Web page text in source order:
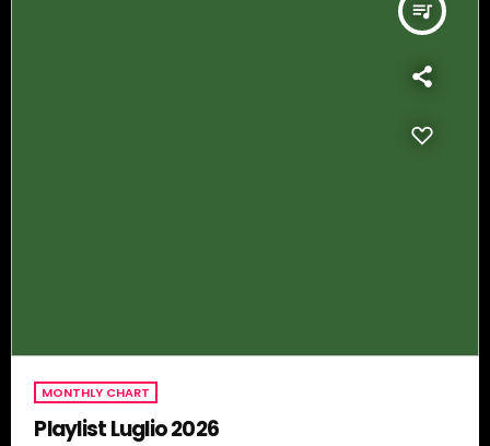
queue_music
MONTHLY CHART
Playlist Luglio 2026